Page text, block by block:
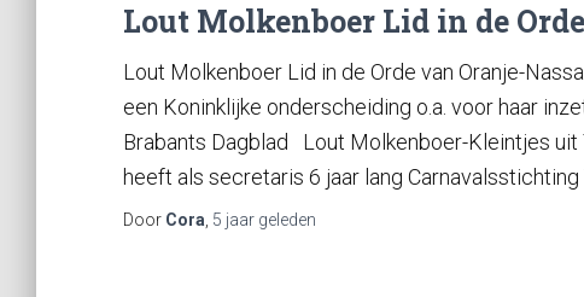
Lout Molkenboer Lid in de
Lout Molkenboer Lid in de Orde van Oranje-
een Koninklijke onderscheiding o.a. voor haar
Brabants Dagblad Lout Molkenboer-Kleintjes uit
heeft als secretaris 6 jaar lang Carnavalsstichting
Door Cora 5 jaar geleden